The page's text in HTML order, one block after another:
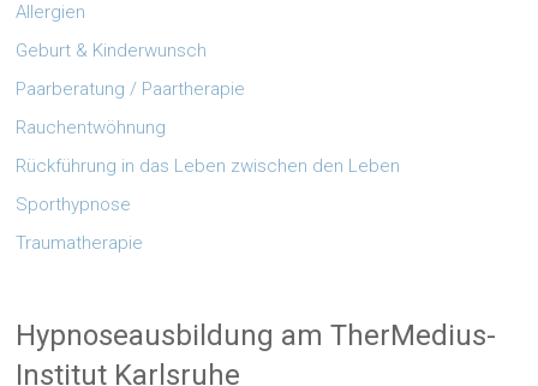
Allergien
Geburt & Kinderwunsch
Paarberatung / Paartherapie
Rauchentwöhnung
Rückführung in das Leben zwischen den Leben
Sporthypnose
Traumatherapie
Hypnoseausbildung am TherMedius-
Institut Karlsruhe